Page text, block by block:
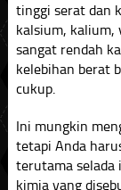
tinggi serat dan
kalsium, kalium,
sangat rendah
kelebihan berat
cukup.
Ini mungkin
tetapi Anda
terutama selada
kimia yang